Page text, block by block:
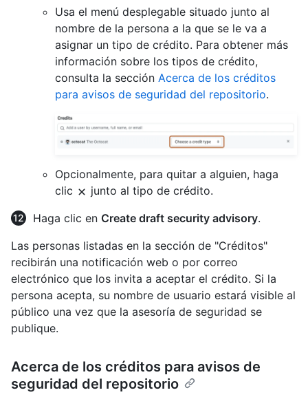
Usa el menú desplegable situado junto al
nombre de la persona a la que se le va a
asignar un tipo de crédito. Para obtener más
información sobre los tipos de crédito,
consulta la sección Acerca de los créditos
para avisos de seguridad del repositorio.
Opcionalmente, para quitar a alguien, haga
clic
junto al tipo de crédito.
Haga clic en Create draft security advisory.
Las personas listadas en la sección de "Créditos"
recibirán una notificación web o por correo
electrónico que los invita a aceptar el crédito. Si la
persona acepta, su nombre de usuario estará visible al
público una vez que la asesoría de seguridad se
publique.
Acerca de los créditos para avisos de
seguridad del repositorio